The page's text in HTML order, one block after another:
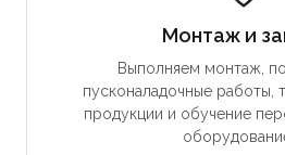
Монтаж и
Выполняем монтаж,
пусконаладочные работы,
продукции и обучение